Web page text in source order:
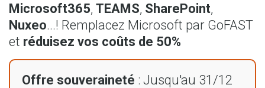
Microsoft365, TEAMS, SharePoint,
Nuxeo...! Remplacez Microsoft par GoFAST
et réduisez vos coûts de 50%
Offre souveraineté : Jusqu'au 31/12